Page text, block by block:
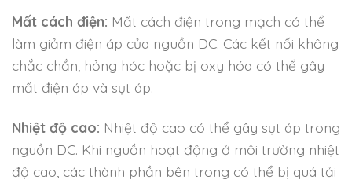
Mất cách điện: Mất cách điện trong mạch có thể
làm giảm điện áp của nguồn DC. Các kết nối không
chắc chắn, hỏng hóc hoặc bị oxy hóa có thể gây
mất điện áp và sụt áp.
Nhiệt độ cao: Nhiệt độ cao có thể gây sụt áp trong
nguồn DC. Khi nguồn hoạt động ở môi trường nhiệt
độ cao, các thành phần bên trong có thể bị quá tải